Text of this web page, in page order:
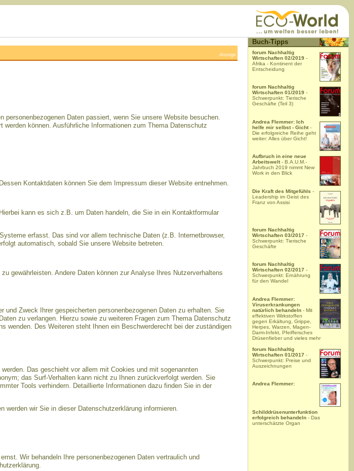
Anzeige
personenbezogenen Daten passiert, wenn Sie unsere Website besuchen.
können. Ausführliche Informationen zum Thema Datenschutz
Kontaktdaten können Sie dem Impressum dieser Website entnehmen.
kann es sich z.B. um Daten handeln, die Sie in ein Kontaktformular
erfasst. Das sind vor allem technische Daten (z.B. Internetbrowser,
automatisch, sobald Sie unsere Website betreten.
gewährleisten. Andere Daten können zur Analyse Ihres Nutzerverhaltens
Zweck Ihrer gespeicherten personenbezogenen Daten zu erhalten. Sie
zu verlangen. Hierzu sowie zu weiteren Fragen zum Thema Datenschutz
wenden. Des Weiteren steht Ihnen ein Beschwerderecht bei der zuständigen
Das geschieht vor allem mit Cookies und mit sogenannten
das Surf-Verhalten kann nicht zu Ihnen zurückverfolgt werden. Sie
Tools verhindern. Detaillierte Informationen dazu finden Sie in der
werden wir Sie in dieser Datenschutzerklärung informieren.
Wir behandeln Ihre personenbezogenen Daten vertraulich und
Buch-Tipps
forum Nachhaltig
Wirtschaften 02/2019 -
Afrika - Kontinent der
Entscheidung
forum Nachhaltig
Wirtschaften 01/2019 -
Schwerpunkt: Tierische
Geschäfte (Teil 3)
Andrea Flemmer: Ich
helfe mir selbst - Gicht -
Die erfolgreiche Reihe geht
weiter: Alles über Gicht!
Aufbruch in eine neue
Arbeitswelt - B.A.U.M.-
Jahrbuch 2019 nimmt New
Work in den Blick
Die Kraft des Mitgefühls -
Leadership im Geist des
Franz von Assisi
forum Nachhaltig
Wirtschaften 03/2017 -
Schwerpunkt: Tierische
Geschäfte
forum Nachhaltig
Wirtschaften 02/2017 -
Schwerpunkt: Ernährung
für den Wandel
Andrea Flemmer:
Viruserkrankungen
natürlich behandeln - Mit
effektiven Wirkstoffen
gegen Erkältung, Grippe,
Herpes, Warzen, Magen-
Darm-Infekt, Pfeiffersches
Drüsenfieber und vieles mehr
forum Nachhaltig
Wirtschaften 01/2017 -
Schwerpunkt: Preise und
Auszeichnungen
Andrea Flemmer:
Schilddrüsenunterfunktion
erfolgreich behandeln - Das
unterschätzte Organ